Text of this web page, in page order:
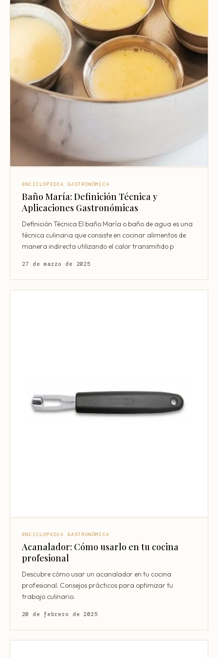
ENCICLOPEDIA GASTRONÓMICA
Baño María: Definición Técnica y
Aplicaciones Gastronómicas
Definición Técnica El baño María o baño de agua es una
técnica culinaria que consiste en cocinar alimentos de
manera indirecta utilizando el calor transmitido p
27 de marzo de 2025
ENCICLOPEDIA GASTRONÓMICA
Acanalador: Cómo usarlo en tu cocina
profesional
Descubre cómo usar un acanalador en tu cocina
profesional. Consejos prácticos para optimizar tu
trabajo culinario.
20 de febrero de 2025